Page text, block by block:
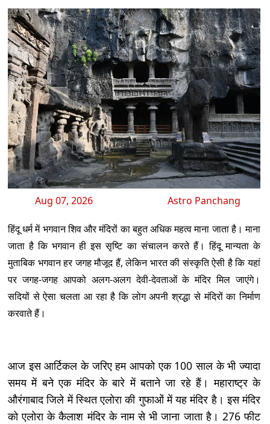
Aug 07, 2026 Astro Panchang
हिंदू धर्म में भगवान शिव और मंदिरों का बहुत अधिक महत्व माना जाता है। माना
जाता है कि भगवान ही इस सृष्टि का संचालन करते हैं। हिंदू मान्यता के
मुताबिक भगवान हर जगह मौजूद हैं, लेकिन भारत की संस्कृति ऐसी है कि यहां
पर जगह-जगह आपको अलग-अलग देवी-देवताओं के मंदिर मिल जाएंगे।
सदियों से ऐसा चलता आ रहा है कि लोग अपनी श्रद्धा से मंदिरों का निर्माण
करवाते हैं।
आज इस आर्टिकल के जरिए हम आपको एक 100 साल के भी ज्यादा
समय में बने एक मंदिर के बारे में बताने जा रहे हैं। महाराष्ट्र के
औरंगाबाद जिले में स्थित एलोरा की गुफाओं में यह मंदिर है। इस मंदिर
को एलोरा के कैलाश मंदिर के नाम से भी जाना जाता है। 276 फीट